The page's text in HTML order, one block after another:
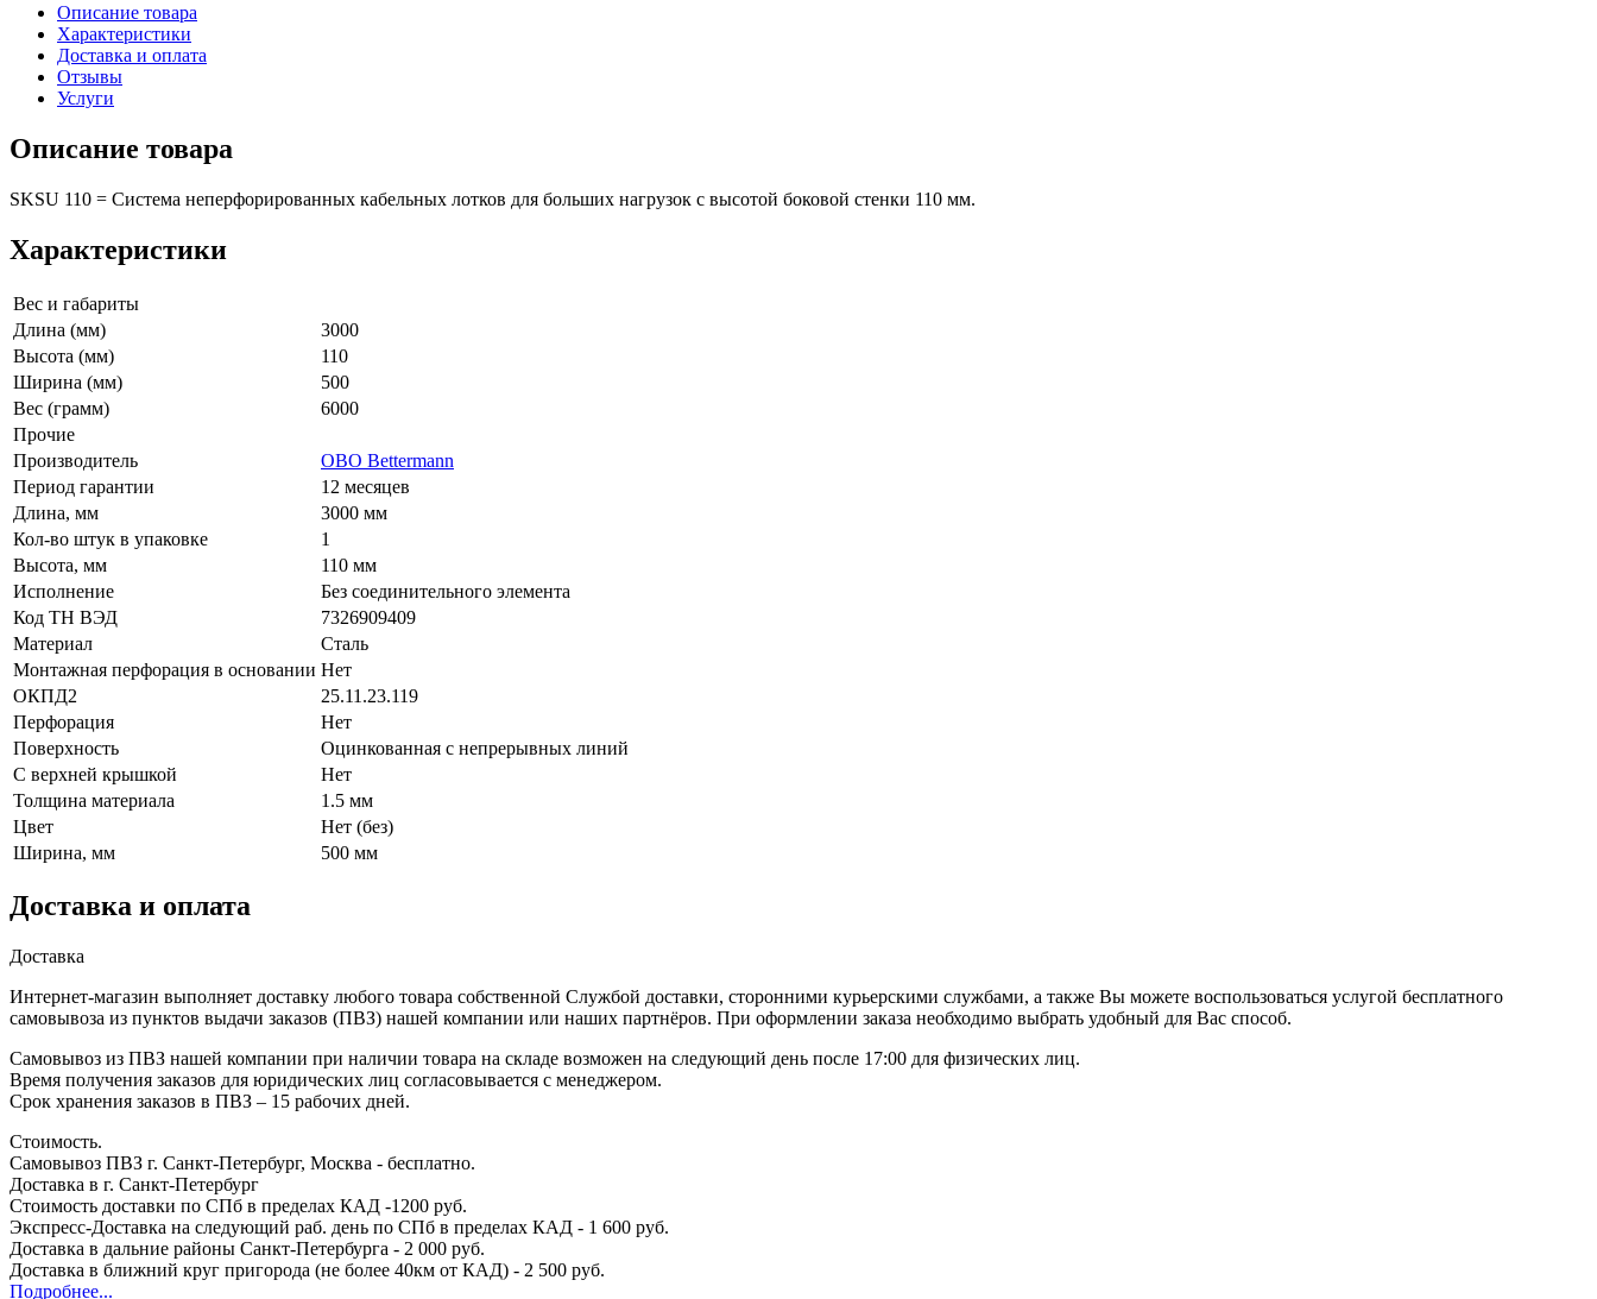
Описание товара
Характеристики
Доставка и оплата
Отзывы
Услуги
Описание товара
SKSU 110 = Система неперфорированных кабельных лотков для больших нагрузок с высотой боковой стенки 110 мм.
Характеристики
Вес и габариты
Длина (мм)
3000
Высота (мм)
110
Ширина (мм)
500
Вес (грамм)
6000
Прочие
Производитель
OBO Bettermann
Период гарантии
12 месяцев
Длина, мм
3000 мм
Кол-во штук в упаковке
1
Высота, мм
110 мм
Исполнение
Без соединительного элемента
Код ТН ВЭД
7326909409
Материал
Сталь
Монтажная перфорация в основании Нет
ОКПД2
25.11.23.119
Перфорация
Нет
Поверхность
Оцинкованная с непрерывных линий
С верхней крышкой
Нет
Толщина материала
1.5 мм
Цвет
Нет (без)
Ширина, мм
500 мм
Доставка и оплата
Доставка
Интернет-магазин выполняет доставку любого товара собственной Службой доставки, сторонними курьерскими службами, а также Вы можете воспользоваться услугой бесплатного
самовывоза из пунктов выдачи заказов (ПВЗ) нашей компании или наших партнёров. При оформлении заказа необходимо выбрать удобный для Вас способ.
Самовывоз из ПВЗ нашей компании при наличии товара на складе возможен на следующий день после 17:00 для физических лиц.
Время получения заказов для юридических лиц согласовывается с менеджером.
Срок хранения заказов в ПВЗ – 15 рабочих дней.
Стоимость.
Самовывоз ПВЗ г. Санкт-Петербург, Москва - бесплатно.
Доставка в г. Санкт-Петербург
Стоимость доставки по СПб в пределах КАД -1200 руб.
Экспресс-Доставка на следующий раб. день по СПб в пределах КАД - 1 600 руб.
Доставка в дальние районы Санкт-Петербурга - 2 000 руб.
Доставка в ближний круг пригорода (не более 40км от КАД) - 2 500 руб.
Подробнее...